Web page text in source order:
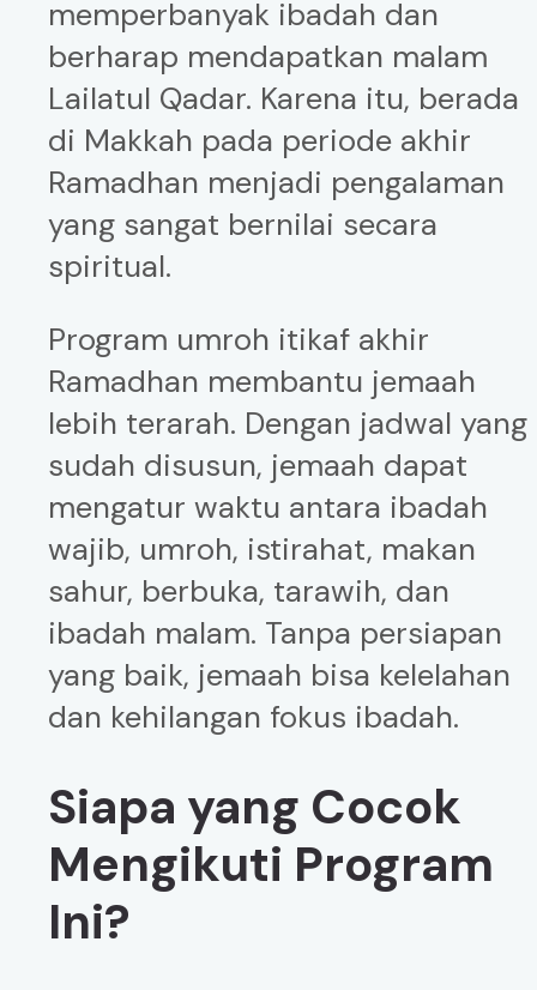
memperbanyak ibadah dan
berharap mendapatkan malam
Lailatul Qadar. Karena itu, berada
di Makkah pada periode akhir
Ramadhan menjadi pengalaman
yang sangat bernilai secara
spiritual.
Program umroh itikaf akhir
Ramadhan membantu jemaah
lebih terarah. Dengan jadwal yang
sudah disusun, jemaah dapat
mengatur waktu antara ibadah
wajib, umroh, istirahat, makan
sahur, berbuka, tarawih, dan
ibadah malam. Tanpa persiapan
yang baik, jemaah bisa kelelahan
dan kehilangan fokus ibadah.
Siapa yang Cocok
Mengikuti Program
Ini?